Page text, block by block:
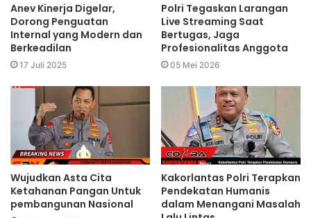
Anev Kinerja Digelar,
Dorong Penguatan
Internal yang Modern dan
Berkeadilan
17 Juli 2025
Polri Tegaskan Larangan
Live Streaming Saat
Bertugas, Jaga
Profesionalitas Anggota
05 Mei 2026
Wujudkan Asta Cita
Ketahanan Pangan Untuk
pembangunan Nasional
Kakorlantas Polri Terapkan
Pendekatan Humanis
dalam Menangani Masalah